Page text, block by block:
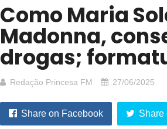
Como Maria Solange, notada por
Madonna,
drogas;
Redação Princesa FM 27/06/2025
Share on Facebook Share